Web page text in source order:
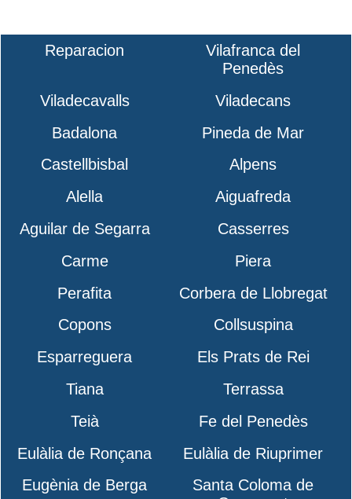
Reparacion
Vilafranca del
Penedès
Viladecavalls
Viladecans
Badalona
Pineda de Mar
Castellbisbal
Alpens
Alella
Aiguafreda
Aguilar de Segarra
Casserres
Carme
Piera
Perafita
Corbera de Llobregat
Copons
Collsuspina
Esparreguera
Els Prats de Rei
Tiana
Terrassa
Teià
Fe del Penedès
Eulàlia de Ronçana
Eulàlia de Riuprimer
Eugènia de Berga
Santa Coloma de